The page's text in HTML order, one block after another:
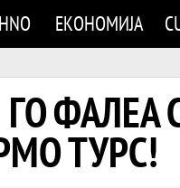
ЕКОНОМИЈА
ГО
ТУРС!